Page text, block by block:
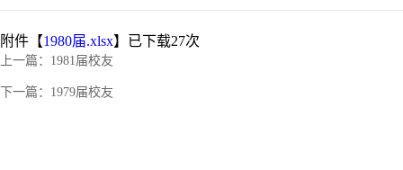
附件【1980届.xlsx】已下载27次
上一篇： 1981届校友
下一篇： 1979届校友